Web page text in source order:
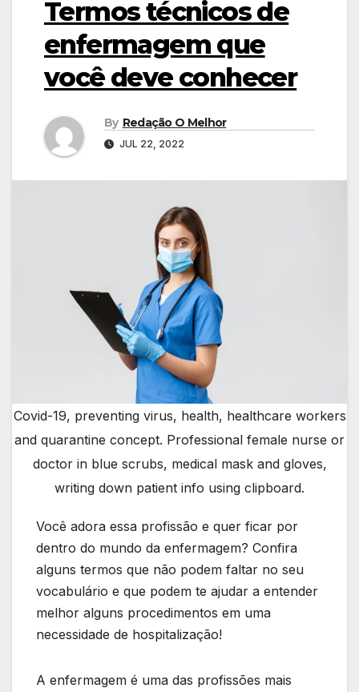
Termos técnicos de
enfermagem que
você deve conhecer
By Redação O Melhor
JUL 22, 2022
Covid-19, preventing virus, health, healthcare workers
and quarantine concept. Professional female nurse or
doctor in blue scrubs, medical mask and gloves,
writing down patient info using clipboard.
Você adora essa profissão e quer ficar por
dentro do mundo da enfermagem? Confira
alguns termos que não podem faltar no seu
vocabulário e que podem te ajudar a entender
melhor alguns procedimentos em uma
necessidade de hospitalização!
A enfermagem é uma das profissões mais